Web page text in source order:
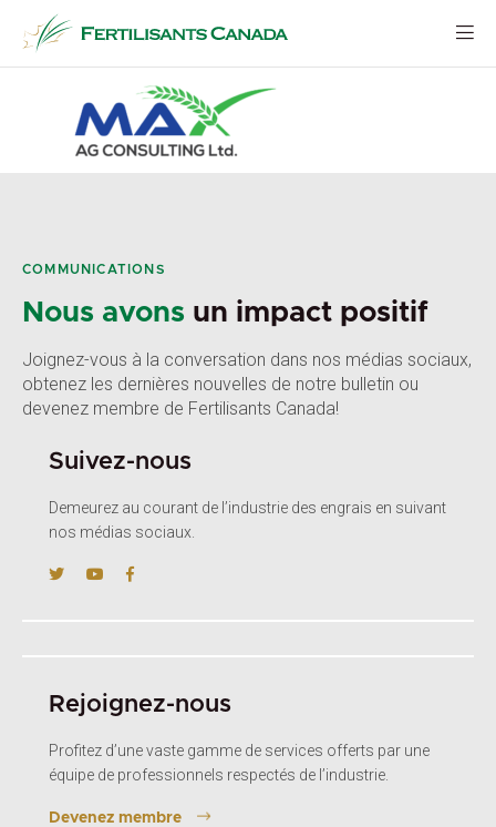
contenu
COMMUNICATIONS
Nous avons un impact positif
Joignez-vous à la conversation dans nos médias sociaux,
obtenez les dernières nouvelles de notre bulletin ou
devenez membre de Fertilisants Canada!
Suivez-nous
Demeurez au courant de l’industrie des engrais en suivant
nos médias sociaux.
Rejoignez-nous
Profitez d’une vaste gamme de services offerts par une
équipe de professionnels respectés de l’industrie.
Devenez membre